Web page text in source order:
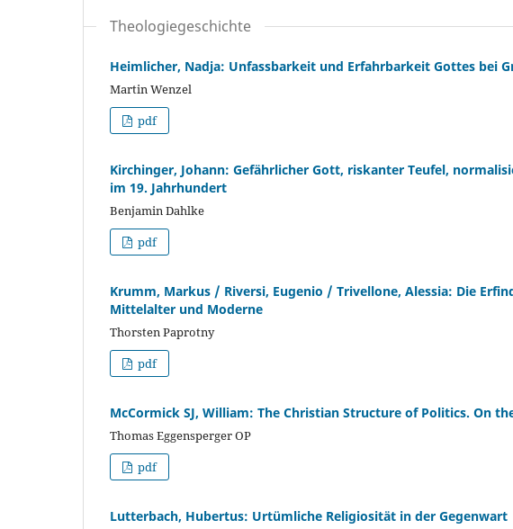
Theologiegeschichte
Heimlicher, Nadja: Unfassbarkeit und Erfahrbarkeit Gottes bei
Martin Wenzel
pdf
Kirchinger, Johann: Gefährlicher Gott, riskanter Teufel,
im 19. Jahrhundert
Benjamin Dahlke
pdf
Krumm, Markus / Riversi, Eugenio / Trivellone, Alessia: Die
Mittelalter und Moderne
Thorsten Paprotny
pdf
McCormick SJ, William: The Christian Structure of Politics. On
Thomas Eggensperger OP
pdf
Lutterbach, Hubertus: Urtümliche Religiosität in der Gegenwart